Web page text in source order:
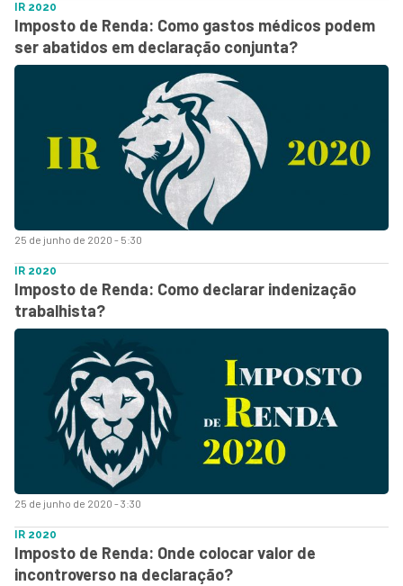
25 de junho de 2020 - 5:30
IR 2020
Imposto de Renda: Como gastos médicos podem
ser abatidos em declaração conjunta?
25 de junho de 2020 - 3:30
IR 2020
Imposto de Renda: Como declarar indenização
trabalhista?
IR 2020
Imposto de Renda: Onde colocar valor de
incontroverso na declaração?